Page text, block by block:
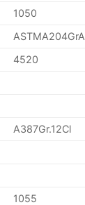
1050
ASTMA204GrA
4520
A387Gr.12Cl
1055